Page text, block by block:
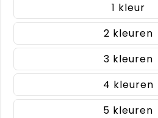
1
2
3
4
5